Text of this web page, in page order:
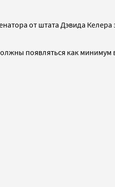
от штата Дэвида
появляться как минимум